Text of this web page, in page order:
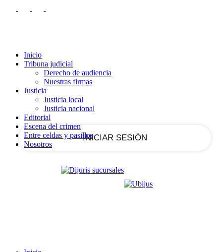
Inicio
Tribuna judicial
Derecho de audiencia
Nuestras firmas
Justicia
Justicia local
Justicia nacional
Editorial
Escena del crimen
Entre celdas y pasillos
Nosotros
tu contraseña